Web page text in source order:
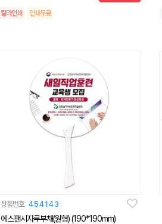
칼라인쇄 인쇄무료
상품번호 454143
에스팬시자루부채(원형) (190*190mm)